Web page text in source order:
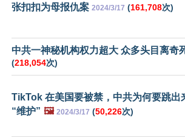
张扣扣为母报仇案 2024/3/17 (161,708次)
中共一神秘机构权力超大 众多头目离奇
(218,054次)
TikTok 在美国要被禁，中共为何要跳出
“维护” 🖼️ 2024/3/17 (50,226次)